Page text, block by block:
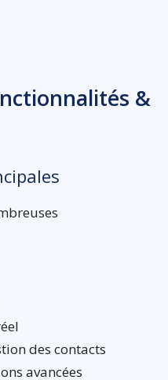
&
des contacts
avancées